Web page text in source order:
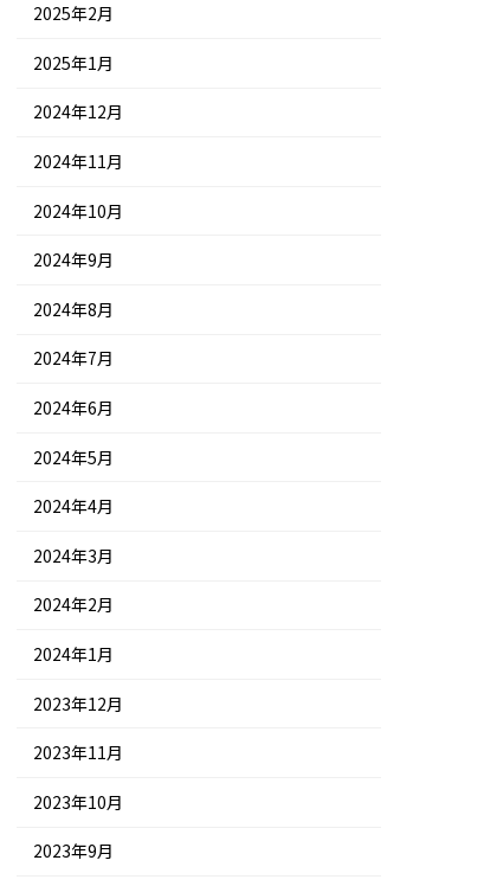
2025年2月
2025年1月
2024年12月
2024年11月
2024年10月
2024年9月
2024年8月
2024年7月
2024年6月
2024年5月
2024年4月
2024年3月
2024年2月
2024年1月
2023年12月
2023年11月
2023年10月
2023年9月